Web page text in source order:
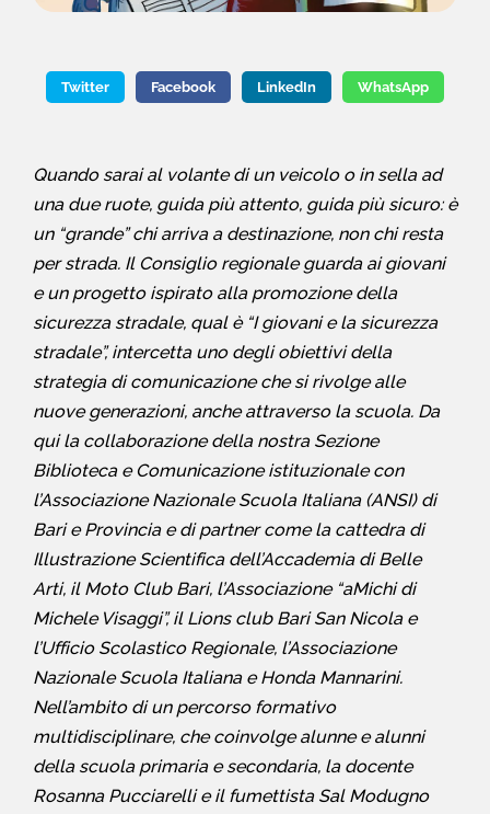
Twitter Facebook LinkedIn WhatsApp
Quando sarai al volante di un veicolo o in sella ad
una due ruote, guida più attento, guida più sicuro: è
un “grande” chi arriva a destinazione, non chi resta
per strada. Il Consiglio regionale guarda ai giovani
e un progetto ispirato alla promozione della
sicurezza stradale, qual è “I giovani e la sicurezza
stradale”, intercetta uno degli obiettivi della
strategia di comunicazione che si rivolge alle
nuove generazioni, anche attraverso la scuola. Da
qui la collaborazione della nostra Sezione
Biblioteca e Comunicazione istituzionale con
l’Associazione Nazionale Scuola Italiana (ANSI) di
Bari e Provincia e di partner come la cattedra di
Illustrazione Scientifica dell’Accademia di Belle
Arti, il Moto Club Bari, l’Associazione “aMichi di
Michele Visaggi”, il Lions club Bari San Nicola e
l’Ufficio Scolastico Regionale, l’Associazione
Nazionale Scuola Italiana e Honda Mannarini.
Nell’ambito di un percorso formativo
multidisciplinare, che coinvolge alunne e alunni
della scuola primaria e secondaria, la docente
Rosanna Pucciarelli e il fumettista Sal Modugno